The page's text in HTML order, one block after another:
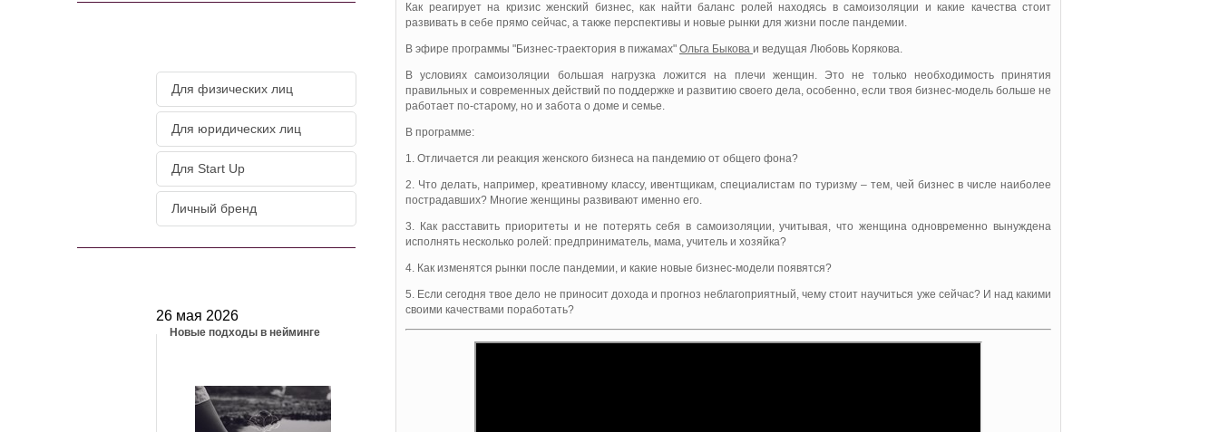
Для физических лиц
Для юридических лиц
Для Start Up
Личный бренд
26 мая 2026
Новые подходы в нейминге
Как реагирует на кризис женский бизнес, как найти баланс ролей находясь в самоизоляции и какие качества стоит
развивать в себе прямо сейчас, а также перспективы и новые рынки для жизни после пандемии.
В эфире программы "Бизнес-траектория в пижамах" Ольга Быкова и ведущая Любовь Корякова.
В условиях самоизоляции большая нагрузка ложится на плечи женщин. Это не только необходимость принятия
правильных и современных действий по поддержке и развитию своего дела, особенно, если твоя бизнес-модель больше не
работает по-старому, но и забота о доме и семье.
В программе:
1. Отличается ли реакция женского бизнеса на пандемию от общего фона?
2. Что делать, например, креативному классу, ивентщикам, специалистам по туризму – тем, чей бизнес в числе наиболее
пострадавших? Многие женщины развивают именно его.
3. Как расставить приоритеты и не потерять себя в самоизоляции, учитывая, что женщина одновременно вынуждена
исполнять несколько ролей: предприниматель, мама, учитель и хозяйка?
4. Как изменятся рынки после пандемии, и какие новые бизнес-модели появятся?
5. Если сегодня твое дело не приносит дохода и прогноз неблагоприятный, чему стоит научиться уже сейчас? И над какими
своими качествами поработать?